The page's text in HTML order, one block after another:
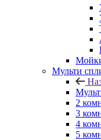
Мульти
2
3
4
5